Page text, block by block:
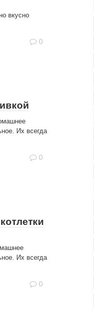
вкусно
0
Их всегда
0
Их всегда
0